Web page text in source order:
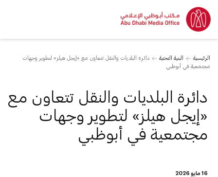
الرئيسية البنية التحتية
دائرة البلديات والنقل تتعاون مع «إيجل هيلز» لتطوير وجهات
مجتمعية في أبوظبي
16 مايو 2026
دائرة البلديات والنقل تتعاون مع
«إيجل هيلز» لتطوير وجهات
مجتمعية في أبوظبي